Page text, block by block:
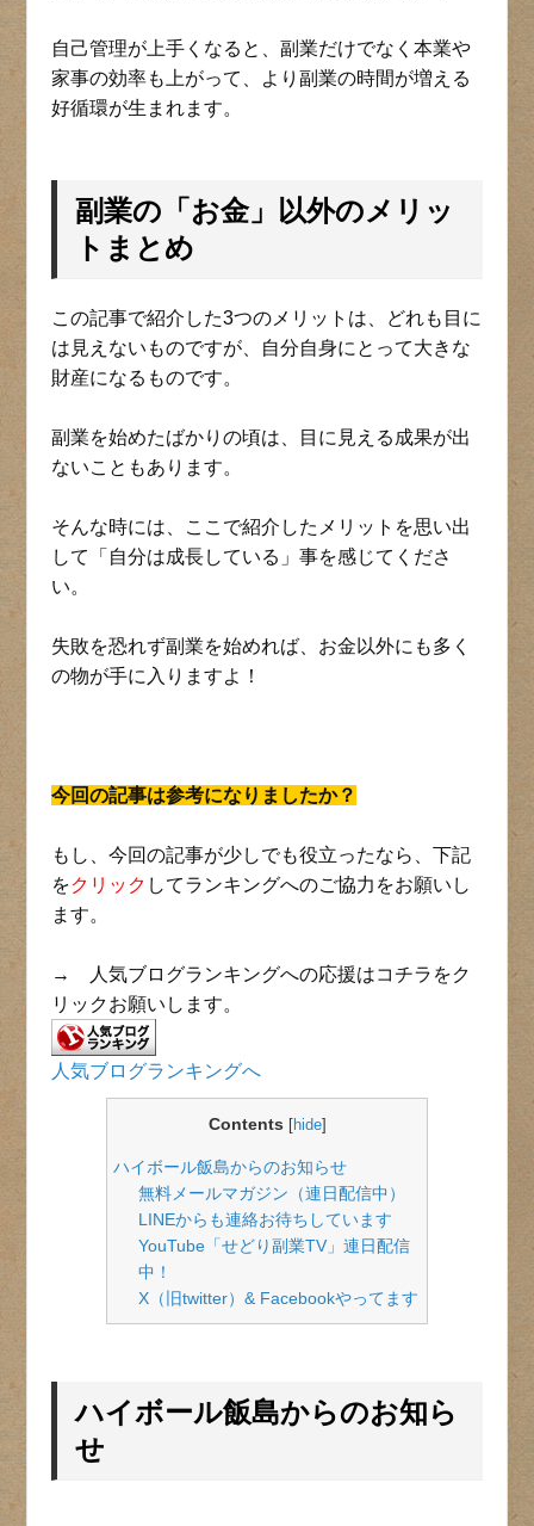
自己管理が上手くなると、副業だけでなく本業や
家事の効率も上がって、より副業の時間が増える
好循環が生まれます。
副業の「お金」以外のメリッ
トまとめ
この記事で紹介した3つのメリットは、どれも目に
は見えないものですが、自分自身にとって大きな
財産になるものです。
副業を始めたばかりの頃は、目に見える成果が出
ないこともあります。
そんな時には、ここで紹介したメリットを思い出
して「自分は成長している」事を感じてくださ
い。
失敗を恐れず副業を始めれば、お金以外にも多く
の物が手に入りますよ！
今回の記事は参考になりましたか？
もし、今回の記事が少しでも役立ったなら、下記
をクリック してランキングへのご協力をお願いし
ます。
→ 人気ブログランキングへの応援はコチラをク
リックお願いします。
人気ブログランキングへ
Contents hide]
ハイボール飯島からのお知らせ
無料メールマガジン（連日配信中）
LINEからも連絡お待ちしています
YouTube「せどり副業TV」連日配信
中！
X（旧twitter）& Facebookやってます
ハイボール飯島からのお知ら
せ